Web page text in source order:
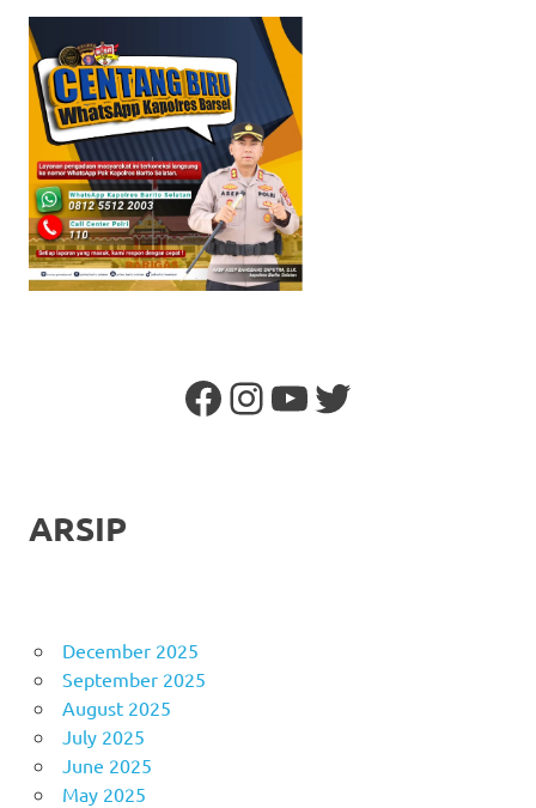
Facebook
Instagram
YouTube
Twitter
ARSIP
December 2025
September 2025
August 2025
July 2025
June 2025
May 2025